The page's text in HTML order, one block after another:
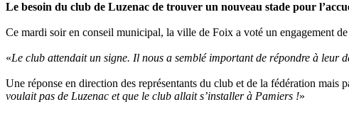
Le besoin du club de Luzenac de trouver un nouveau stade pour
Ce mardi soir en conseil municipal, la ville de Foix a voté un engagement
«Le club attendait un signe. Il nous a semblé important de répondre à leur
Une réponse en direction des représentants du club et de la fédération mais
voulait pas de Luzenac et que le club allait s’installer à Pamiers !»